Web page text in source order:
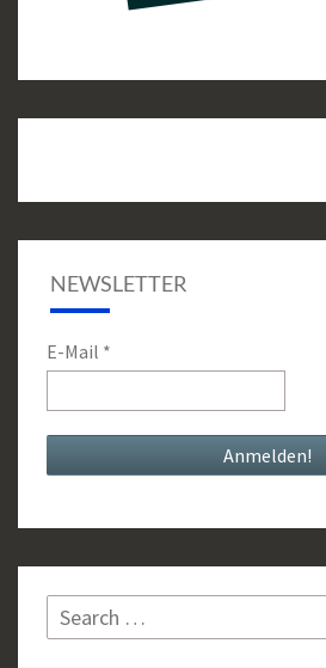
NEWSLETTER
E-Mail *
Search
for: